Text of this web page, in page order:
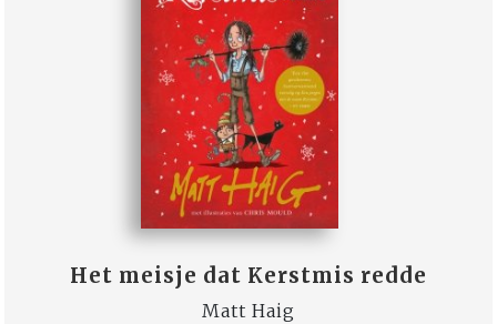
Het meisje dat Kerstmis redde
Matt Haig